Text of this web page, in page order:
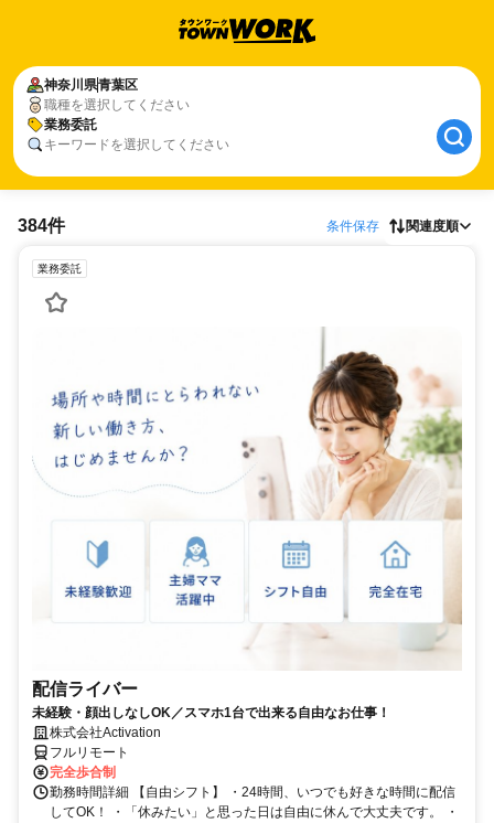
神奈川県青葉区
職種を選択してください
業務委託
キーワードを選択してください
384件 条件保存 関連度順
業務委託
配信ライバー
未経験・顔出しなしOK／スマホ1台で出来る自由なお仕事！
株式会社Activation
フルリモート
完全歩合制
勤務時間詳細 【自由シフト】 ・24時間、いつでも好きな時間に配信
してOK！ ・「休みたい」と思った日は自由に休んで大丈夫です。 ・